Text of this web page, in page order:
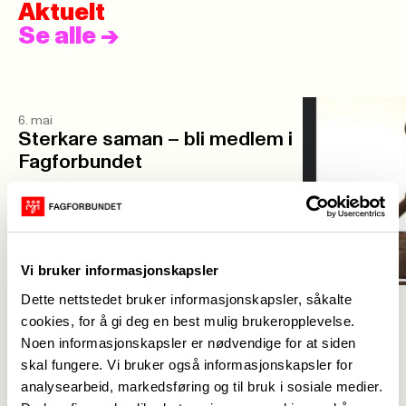
Vi bruker informasjonskapsler
Dette nettstedet bruker informasjonskapsler, såkalte
cookies, for å gi deg en best mulig brukeropplevelse.
Noen informasjonskapsler er nødvendige for at siden
skal fungere. Vi bruker også informasjonskapsler for
analysearbeid, markedsføring og til bruk i sosiale medier.
Aktuelt
Se alle ->
6. mai
Sterkare saman – bli medlem i
Fagforbundet
Årsmøte